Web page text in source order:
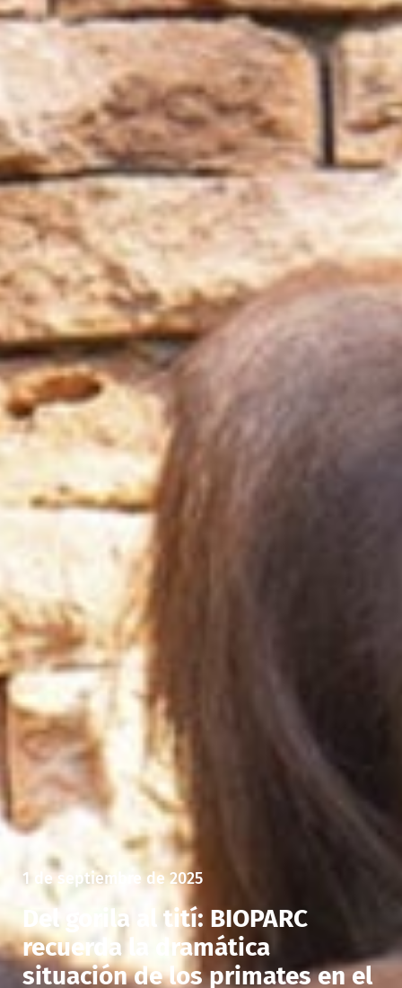
1 de septiembre de 2025
Del gorila al tití: BIOPARC
recuerda la dramática
situación de los primates en el